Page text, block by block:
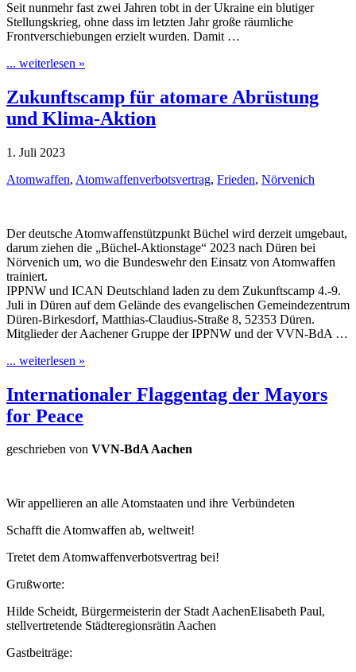
Seit nunmehr fast zwei Jahren tobt in der Ukraine ein blutiger
Stellungskrieg, ohne dass im letzten Jahr große räumliche
Frontverschiebungen erzielt wurden. Damit …
... weiterlesen »
Zukunftscamp für atomare Abrüstung
und Klima-Aktion
1. Juli 2023
Atomwaffen, Atomwaffenverbotsvertrag, Frieden, Nörvenich
Der deutsche Atomwaffenstützpunkt Büchel wird derzeit umgebaut,
darum ziehen die „Büchel-Aktionstage“ 2023 nach Düren bei
Nörvenich um, wo die Bundeswehr den Einsatz von Atomwaffen
trainiert.
IPPNW und ICAN Deutschland laden zu dem Zukunftscamp 4.-9.
Juli in Düren auf dem Gelände des evangelischen Gemeindezentrum
Düren-Birkesdorf, Matthias-Claudius-Straße 8, 52353 Düren.
Mitglieder der Aachener Gruppe der IPPNW und der VVN-BdA …
... weiterlesen »
Internationaler Flaggentag der Mayors
for Peace
geschrieben von VVN-BdA Aachen
Wir appellieren an alle Atomstaaten und ihre Verbündeten
Schafft die Atomwaffen ab, weltweit!
Tretet dem Atomwaffenverbotsvertrag bei!
Grußworte:
Hilde Scheidt, Bürgermeisterin der Stadt AachenElisabeth Paul,
stellvertretende Städteregionsrätin Aachen
Gastbeiträge: